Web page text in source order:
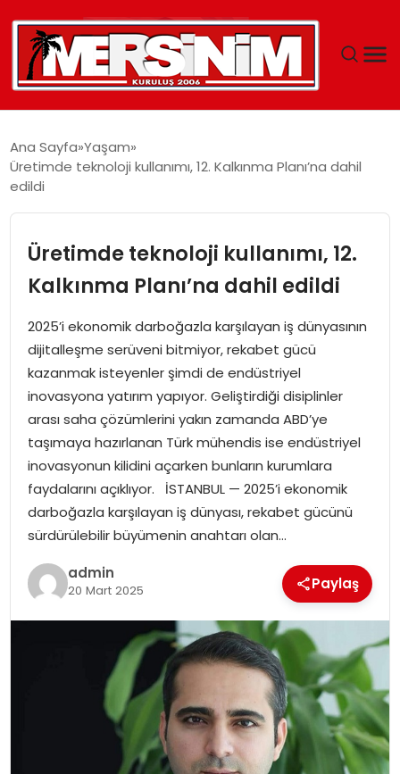
YAŞAM
EĞITIM
SPOR
EKONOMI
MAGAZIN
DÜNYA
Ana Sayfa Yaşam
Üretimde teknoloji kullanımı, 12. Kalkınma Planı’na dahil
edildi
Üretimde teknoloji kullanımı, 12.
Kalkınma Planı’na dahil edildi
2025’i ekonomik darboğazla karşılayan iş dünyasının
dijitalleşme serüveni bitmiyor, rekabet gücü
kazanmak isteyenler şimdi de endüstriyel
inovasyona yatırım yapıyor. Geliştirdiği disiplinler
arası saha çözümlerini yakın zamanda ABD’ye
taşımaya hazırlanan Türk mühendis ise endüstriyel
inovasyonun kilidini açarken bunların kurumlara
faydalarını açıklıyor. İSTANBUL — 2025’i ekonomik
darboğazla karşılayan iş dünyası, rekabet gücünü
sürdürülebilir büyümenin anahtarı olan…
admin
20 Mart 2025 Paylaş